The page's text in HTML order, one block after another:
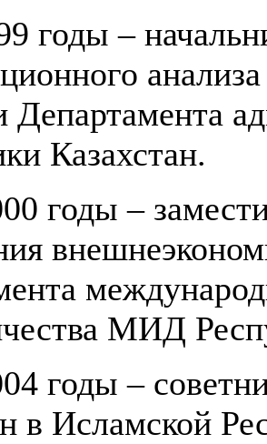
годы –
Департамента
Казахстан.
годы –
МИД
годы –
в Исламской